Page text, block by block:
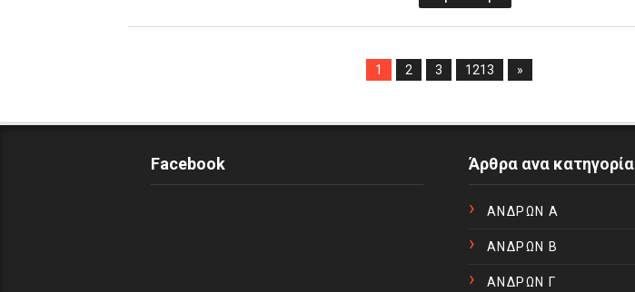
1 2 3 1213 »
Facebook Άρθρα ανα κατηγορία
ΑΝΔΡΩΝ Α
ΑΝΔΡΩΝ Β
ΑΝΔΡΩΝ Γ